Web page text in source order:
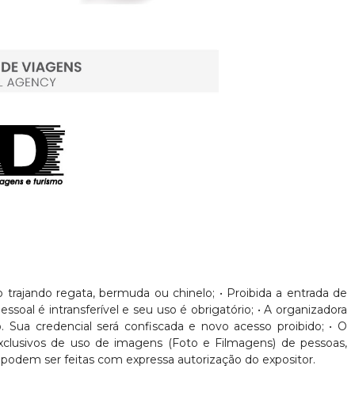
trajando regata, bermuda ou chinelo; • Proibida a entrada de
é intransferível e seu uso é obrigatório; • A organizadora
credencial será confiscada e novo acesso proibido; • O
de uso de imagens (Foto e Filmagens) de pessoas,
ser feitas com expressa autorização do expositor.